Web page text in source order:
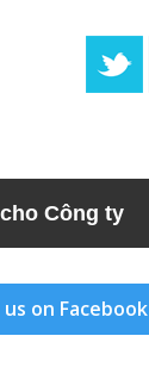
Công ty
us on Facebook